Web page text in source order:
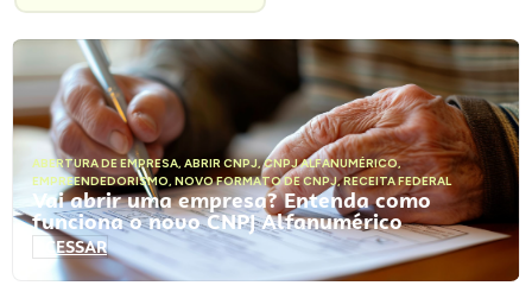
ABERTURA DE EMPRESA, ABRIR CNPJ,CNPJ ALFANUMÉRICO,
EMPREENDEDORISMO, NOVO FORMATO DE CNPJ,RECEITA FEDERAL
Vai abrir uma empresa? Entenda como
funciona o novo CNPJ Alfanumérico
ACESSAR